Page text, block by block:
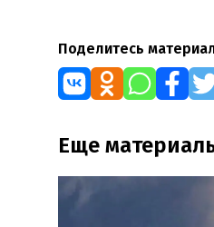
Поделитесь
Еще